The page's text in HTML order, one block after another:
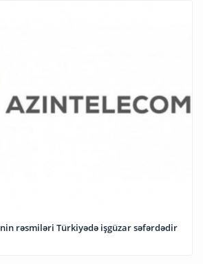
nin rəsmiləri Türkiyədə işgüzar səfərdədir